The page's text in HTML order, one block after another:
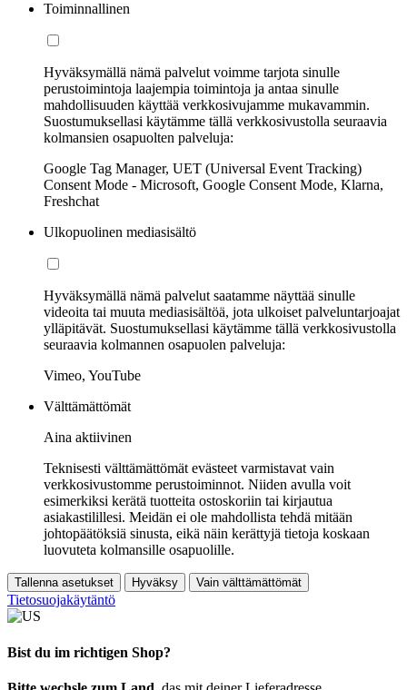
Toiminnallinen
Hyväksymällä nämä palvelut voimme tarjota sinulle
perustoimintoja laajempia toimintoja ja antaa sinulle
mahdollisuuden käyttää verkkosivujamme mukavammin.
Suostumuksellasi käytämme tällä verkkosivustolla seuraavia
kolmansien osapuolten palveluja:
Google Tag Manager, UET (Universal Event Tracking)
Consent Mode - Microsoft, Google Consent Mode, Klarna,
Freshchat
Ulkopuolinen mediasisältö
Hyväksymällä nämä palvelut saatamme näyttää sinulle
videoita tai muuta mediasisältöä, jota ulkoiset palveluntarjoajat
ylläpitävät. Suostumuksellasi käytämme tällä verkkosivustolla
seuraavia kolmannen osapuolen palveluja:
Vimeo, YouTube
Välttämättömät
Aina aktiivinen
Teknisesti välttämättömät evästeet varmistavat vain
verkkosivustomme perustoiminnot. Niiden avulla voit
esimerkiksi kerätä tuotteita ostoskoriin tai kirjautua
asiakastilillesi. Meidän ei ole mahdollista tehdä mitään
johtopäätöksiä sinusta, eikä näin kerättyjä tietoja koskaan
luovuteta kolmansille osapuolille.
Tallenna asetukset Hyväksy Vain välttämättömät
Tietosuojakäytäntö
Bist du im richtigen Shop?